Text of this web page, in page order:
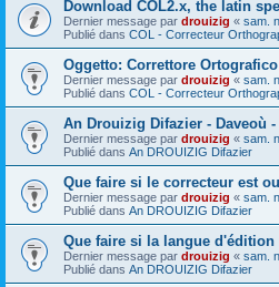
Download COL2.x, the latin
Dernier message par drouizig « sam.
Publié dans COL - Correcteur
Oggetto: Correttore
Dernier message par drouizig « sam.
Publié dans COL - Correcteur
An Drouizig Difazier - Daveoù -
Dernier message par drouizig « sam.
Publié dans An DROUIZIG Difazier
Que faire si le correcteur est
Dernier message par drouizig « sam.
Publié dans An DROUIZIG Difazier
Que faire si la langue
Dernier message par drouizig « sam.
Publié dans An DROUIZIG Difazier